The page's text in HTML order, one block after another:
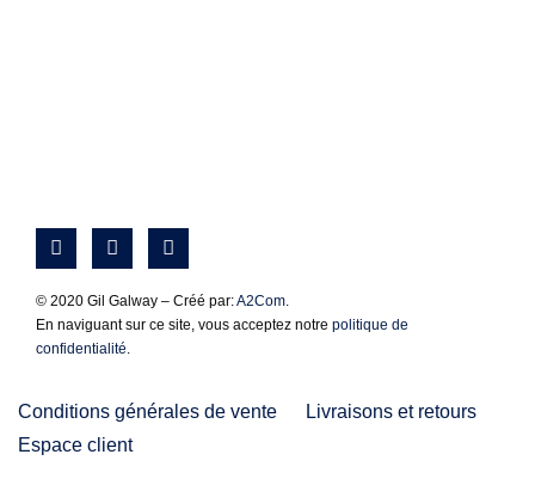
© 2020 Gil Galway – Créé par:A2Com.
En naviguant sur ce site, vous acceptez notre politique de
confidentialité.
Conditions générales de vente
Livraisons et retours
Espace client